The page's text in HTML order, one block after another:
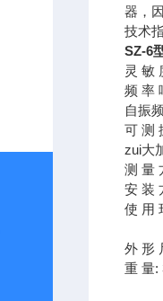
器，
技术
SZ-6
灵 敏
频 率
自振
可 测
zui大
测 量
安 装
使 用
外 形